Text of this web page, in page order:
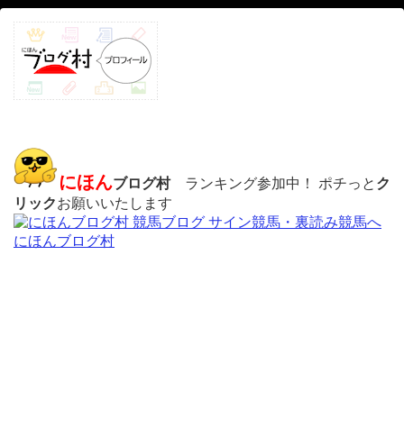
にほんブログ村ランキング参加中！ ポチっと ク
リックお願いいたします
にほんブログ村